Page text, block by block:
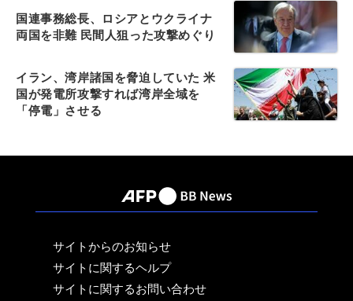
国連事務総長、ロシアとウクライナ
両国を非難 民間人狙った攻撃めぐり
イラン、湾岸諸国を脅迫していた 米
国が発電所攻撃すれば湾岸全域を
「停電」させる
サイトからのお知らせ
サイトに関するヘルプ
サイトに関するお問い合わせ